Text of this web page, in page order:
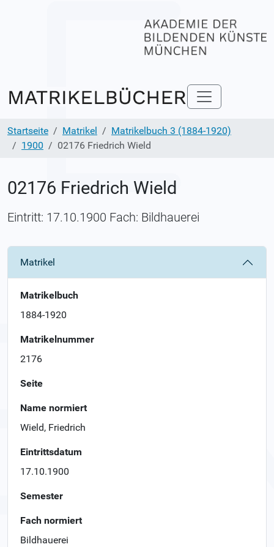
Startseite Matrikel
Matrikelbuch 3 (1884-1920)
1900
02176 Friedrich Wield
02176 Friedrich Wield
Eintritt: 17.10.1900 Fach: Bildhauerei
Matrikel
Matrikelbuch
1884-1920
Matrikelnummer
2176
Seite
Name normiert
Wield, Friedrich
Eintrittsdatum
17.10.1900
Semester
Fach normiert
Bildhauerei